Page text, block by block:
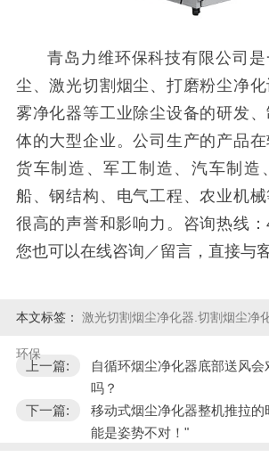
青岛力维环保科技有限公司
尘、激光切割烟尘、打磨粉尘净
雾净化器等工业除尘设备的研发
体的大型企业。公司生产的产品
货车制造、军工制造、汽车制造
船、钢结构、电气工程、农业机
很高的声誉和影响力。咨询热线：
您也可以在线咨询／留言，直接与
本文标签： 激光切割烟尘净化器.切割烟尘净
环保
上一篇:
自循环烟尘净化器底部送风
吗？
下一篇:
移动式烟尘净化器整机推拉
能是姿势不对！"